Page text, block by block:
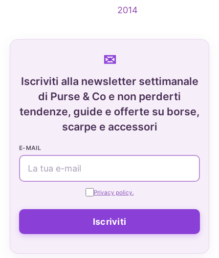
2014
Iscriviti alla newsletter settimanale
di Purse & Co e non perderti
tendenze, guide e offerte su borse,
scarpe e accessori
E-MAIL
Privacy policy.